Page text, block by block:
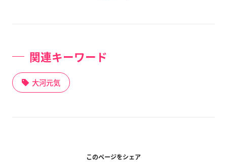
関連キーワード
大河元気
このページをシェア